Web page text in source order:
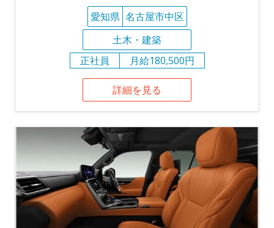
愛知県 名古屋市中区
土木・建築
正社員
月給180,500円
詳細を見る